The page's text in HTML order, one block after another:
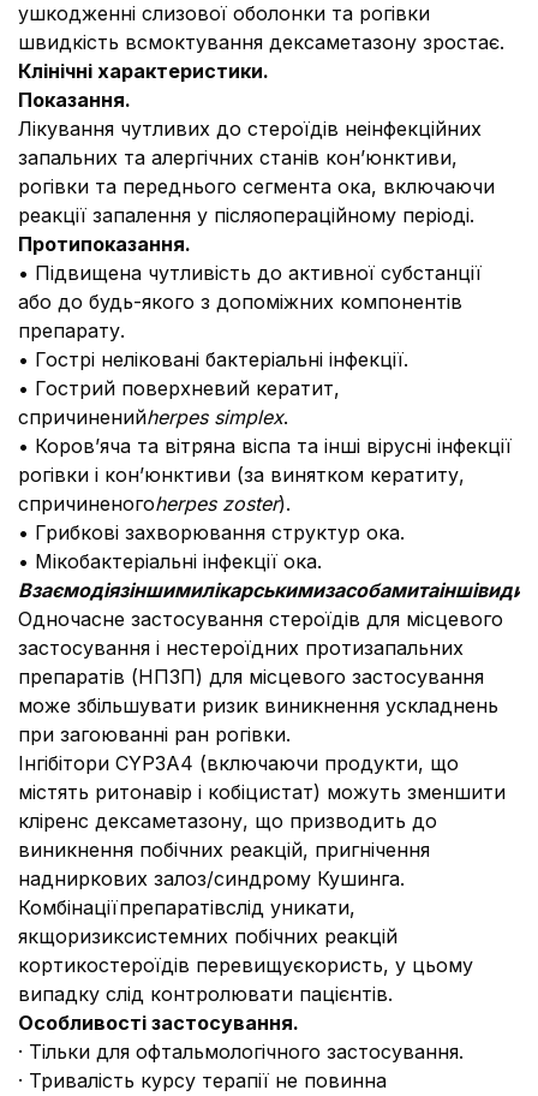
ушкодженні слизової оболонки та рогівки
швидкість всмоктування дексаметазону зростає.
Клінічні характеристики.
Показання.
Лікування чутливих до стероїдів неінфекційних
запальних та алергічних станів кон’юнктиви,
рогівки та переднього сегмента ока, включаючи
реакції запалення у післяопераційному періоді.
Протипоказання.
• Підвищена чутливість до активної субстанції
або до будь-якого з допоміжних компонентів
препарату.
• Гострі неліковані бактеріальні інфекції.
• Гострий поверхневий кератит,
спричиненийherpes simplex.
• Коров’яча та вітряна віспа та інші вірусні інфекції
рогівки і кон’юнктиви (за винятком кератиту,
спричиненогоherpes zoster).
• Грибкові захворювання структур ока.
• Мікобактеріальні інфекції ока.
Взаємодіязіншимилікарськимизасобамитаіншівиди
Одночасне застосування стероїдів для місцевого
застосування і нестероїдних протизапальних
препаратів (НПЗП) для місцевого застосування
може збільшувати ризик виникнення ускладнень
при загоюванні ран рогівки.
Інгібітори CYP3A4 (включаючи продукти, що
містять ритонавір і кобіцистат) можуть зменшити
кліренс дексаметазону, що призводить до
виникнення побічних реакцій, пригнічення
надниркових залоз/синдрому Кушинга.
Комбінаціїпрепаратівслід уникати,
якщоризиксистемних побічних реакцій
кортикостероїдів перевищуєкористь, у цьому
випадку слід контролювати пацієнтів.
Особливості застосування.
· Тільки для офтальмологічного застосування.
· Тривалість курсу терапії не повинна